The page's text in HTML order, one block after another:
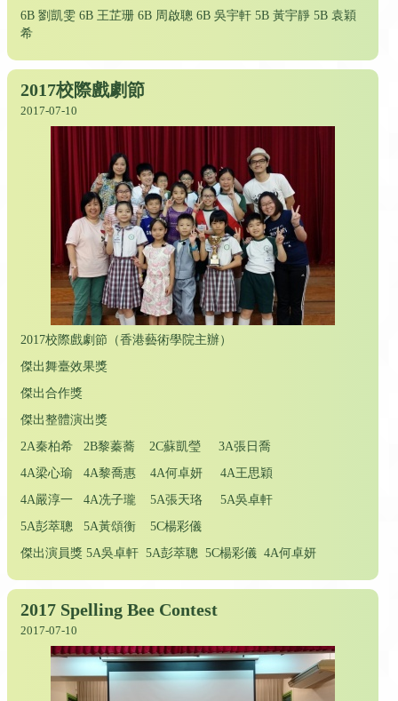
6B 劉凱雯 6B 王芷珊 6B 周啟聰 6B 吳宇軒 5B 黃宇靜 5B 袁穎
希
2017校際戲劇節
2017-07-10
2017校際戲劇節（香港藝術學院主辦）
傑出舞臺效果獎
傑出合作獎
傑出整體演出獎
2A秦柏希 2B黎蓁蕎 2C蘇凱瑩 3A張日喬
4A梁心瑜 4A黎喬惠 4A何卓妍 4A王思穎
4A嚴淳一 4A冼子瓏 5A張天珞 5A吳卓軒
5A彭萃聰 5A黃頌衡 5C楊彩儀
傑出演員獎 5A吳卓軒 5A彭萃聰 5C楊彩儀 4A何卓妍
2017 Spelling Bee Contest
2017-07-10